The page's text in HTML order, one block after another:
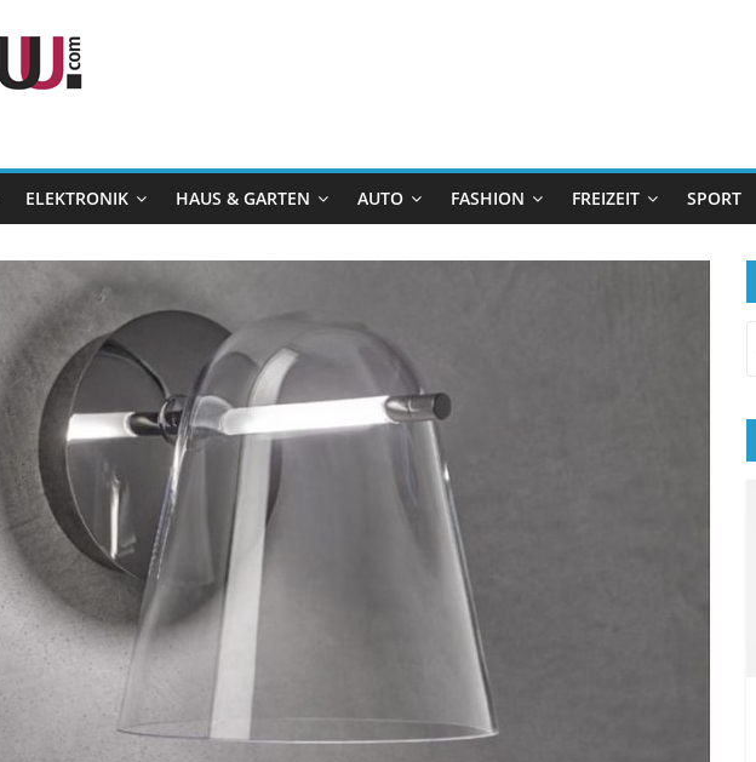
ELEKTRONIK HAUS & GARTEN AUTO FASHION FREIZEIT SPORT